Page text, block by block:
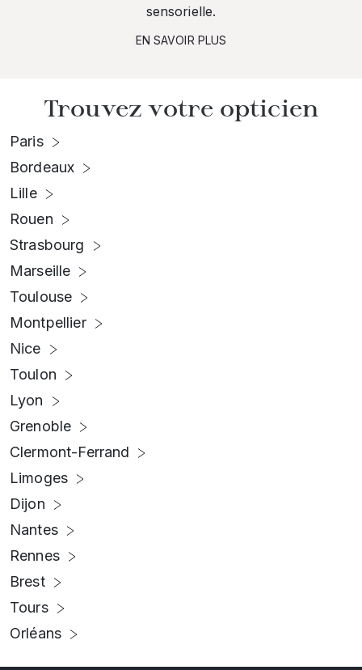
sensorielle.
EN SAVOIR PLUS
Trouvez votre opticien
Paris
Bordeaux
Lille
Rouen
Strasbourg
Marseille
Toulouse
Montpellier
Nice
Toulon
Lyon
Grenoble
Clermont-Ferrand
Limoges
Dijon
Nantes
Rennes
Brest
Tours
Orléans